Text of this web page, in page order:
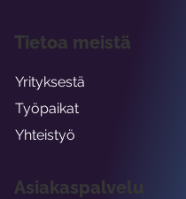
Asiakaspalvelu
Tietoa meistä
Yrityksestä
Työpaikat
Yhteistyö